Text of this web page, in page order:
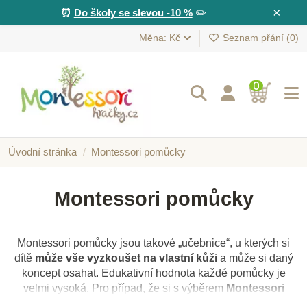
×
⏰ Do školy se slevou -10 %✏️
Měna: Kč Seznam přání (0)
0
Úvodní stránka Montessori pomůcky
Montessori pomůcky
Montessori pomůcky jsou takové „učebnice“, u kterých si
dítěmůže vše vyzkoušet na vlastní kůžia může si daný
koncept osahat. Edukativní hodnota každé pomůcky je
velmi vysoká. Pro případ, že si s výběrem Montessori